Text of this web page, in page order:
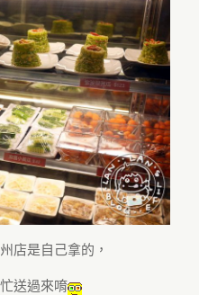
店是自己拿的，
送過來唷